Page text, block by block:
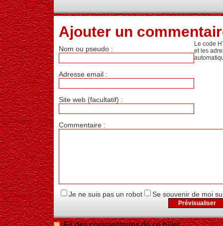
Ajouter un
Nom ou pseudo :
Adresse email :
Site web (facultatif) :
Commentaire :
Le code
et les
Je ne suis pas un robot Se souvenir de moi